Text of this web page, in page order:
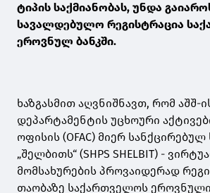
ტიპის საქმიანობას, უნდა
სავალდებულო რეგისტრაცია
ეროვნულ ბანკში.
ხაზგასმით აღვნიშნავთ, რომ აშშ-
დეპარტამენტის უცხოური
ოფისის (OFAC) მიერ სანქცირებულ
„შელბითს“ (SHPS SHELBIT) -
მომსახურების პროვაიდერად
თაობაზე საქართველოს ეროვნული